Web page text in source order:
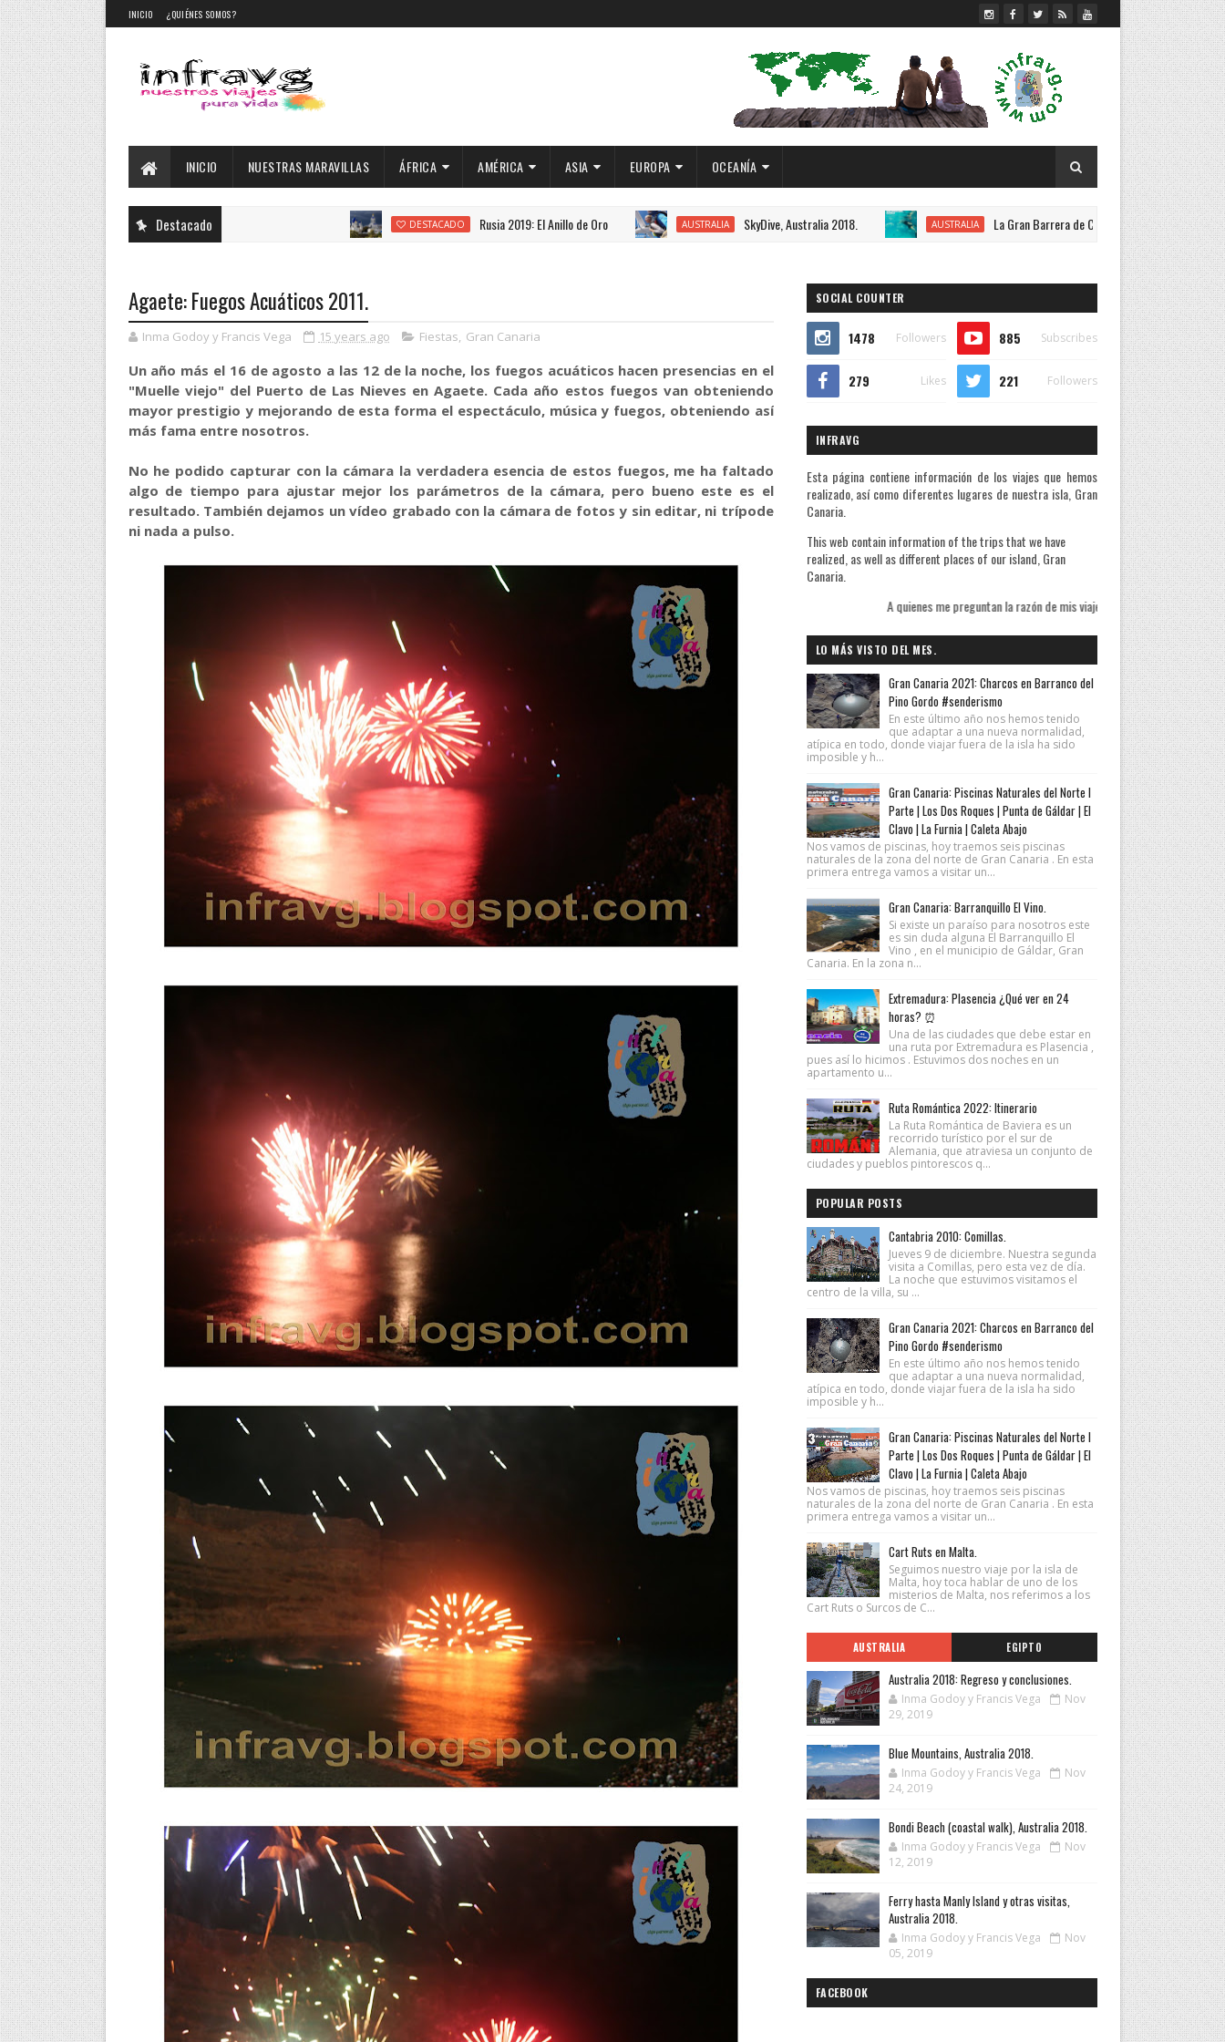
INICIO ¿QUIÉNES SOMOS?
INICIO NUESTRAS MARAVILLAS ÁFRICA AMÉRICA ASIA EUROPA OCEANÍA
Destacado DESTACADO Rusia 2019: El Anillo de Oro AUSTRALIA SkyDive, Australia 2018. AUSTRALIA La Gran Barrera de Coral, Australia 2018.
Agaete: Fuegos Acuáticos 2011.
Inma Godoy y Francis Vega 15 years ago Fiestas, Gran Canaria
Un año más el 16 de agosto a las 12 de la noche, los fuegos acuáticos hacen presencias en el
"Muelle viejo" del Puerto de Las Nieves en Agaete. Cada año estos fuegos van obteniendo
mayor prestigio y mejorando de esta forma el espectáculo, música y fuegos, obteniendo así
más fama entre nosotros.
No he podido capturar con la cámara la verdadera esencia de estos fuegos, me ha faltado
algo de tiempo para ajustar mejor los parámetros de la cámara, pero bueno este es el
resultado. También dejamos un vídeo grabado con la cámara de fotos y sin editar, ni trípode
ni nada a pulso.
SOCIAL COUNTER
1478 Followers 885 Subscribes
279 Likes 221 Followers
INFRAVG
Esta página contiene información de los viajes que hemos
realizado, así como diferentes lugares de nuestra isla, Gran
Canaria.
This web contain information of the trips that we have
realized, as well as different places of our island, Gran
Canaria.
A quienes me preguntan la razón de mis viajes les contesto que sé bien de qué huyo pero
LO MÁS VISTO DEL MES.
Gran Canaria 2021: Charcos en Barranco del
Pino Gordo #senderismo
En este último año nos hemos tenido
que adaptar a una nueva normalidad,
atípica en todo, donde viajar fuera de la isla ha sido
imposible y h...
Gran Canaria: Piscinas Naturales del Norte I
Parte | Los Dos Roques | Punta de Gáldar | El
Clavo | La Furnia | Caleta Abajo
Nos vamos de piscinas, hoy traemos seis piscinas
naturales de la zona del norte de Gran Canaria . En esta
primera entrega vamos a visitar un...
Gran Canaria: Barranquillo El Vino.
Si existe un paraíso para nosotros este
es sin duda alguna El Barranquillo El
Vino , en el municipio de Gáldar, Gran
Canaria. En la zona n...
Extremadura: Plasencia ¿Qué ver en 24
horas? ⏰
Una de las ciudades que debe estar en
una ruta por Extremadura es Plasencia ,
pues así lo hicimos . Estuvimos dos noches en un
apartamento u...
Ruta Romántica 2022: Itinerario
La Ruta Romántica de Baviera es un
recorrido turístico por el sur de
Alemania, que atraviesa un conjunto de
ciudades y pueblos pintorescos q...
POPULAR POSTS
Cantabria 2010: Comillas.
Jueves 9 de diciembre. Nuestra segunda
visita a Comillas, pero esta vez de día.
La noche que estuvimos visitamos el
centro de la villa, su ...
Gran Canaria 2021: Charcos en Barranco del
Pino Gordo #senderismo
En este último año nos hemos tenido
que adaptar a una nueva normalidad,
atípica en todo, donde viajar fuera de la isla ha sido
imposible y h...
Gran Canaria: Piscinas Naturales del Norte I
Parte | Los Dos Roques | Punta de Gáldar | El
Clavo | La Furnia | Caleta Abajo
Nos vamos de piscinas, hoy traemos seis piscinas
naturales de la zona del norte de Gran Canaria . En esta
primera entrega vamos a visitar un...
Cart Ruts en Malta.
Seguimos nuestro viaje por la isla de
Malta, hoy toca hablar de uno de los
misterios de Malta, nos referimos a los
Cart Ruts o Surcos de C...
AUSTRALIA EGIPTO
Australia 2018: Regreso y conclusiones.
Inma Godoy y Francis Vega
Nov
29, 2019
Blue Mountains, Australia 2018.
Inma Godoy y Francis Vega
Nov
24, 2019
Bondi Beach (coastal walk), Australia 2018.
Inma Godoy y Francis Vega
Nov
12, 2019
Ferry hasta Manly Island y otras visitas,
Australia 2018.
Inma Godoy y Francis Vega
Nov
05, 2019
FACEBOOK